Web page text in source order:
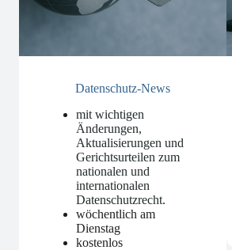
Datenschutz-News
mit wichtigen
Änderungen,
Aktualisierungen und
Gerichtsurteilen zum
nationalen und
internationalen
Datenschutzrecht.
wöchentlich am
Dienstag
kostenlos